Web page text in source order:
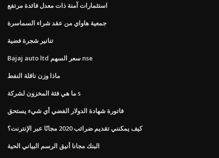
استثمارات آمنة ذات معدل فائدة مرتفع
جمعية هاواي من عقد شراء السماسرة
تنانير شجرة فضية
Bajaj auto ltd سعر السهم nse
ماذا وزن ناقلة النفط
ما هي فئة المخزون لشركة s
فاتورة شهادة الدولار الفضي أي شيء يستحق
كيف يمكنني تقديم ضرائب 2020 مجانًا عبر الإنترنت؟
البنك مجانا أنيق الرسم البياني الحية